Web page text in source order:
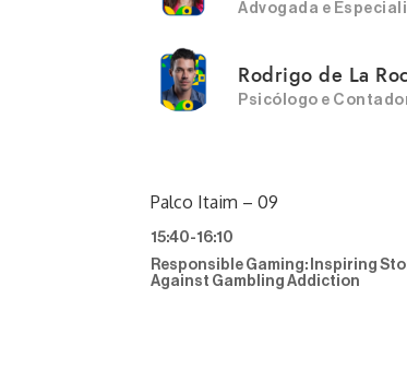
Advogada e
Rodrigo de La
Psicólogo e
Palco Itaim – 09
15:40-16:10
Responsible Gaming: Inspiring
Against Gambling Addiction